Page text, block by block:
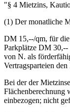
"§ 4 Mietzins,
(1) Der monatliche
DM 15,--/qm, für
Parkplätze DM 30,--
von N. als
Vertragsparteien
Bei der der
Flächenberechnung
einbezogen; nicht